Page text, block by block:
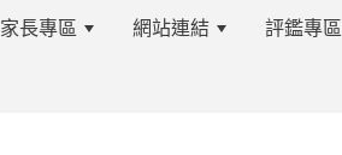
家長專區 網站連結 評鑑專區